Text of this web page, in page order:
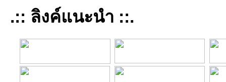
.:: ลิงค์แนะนำ ::.